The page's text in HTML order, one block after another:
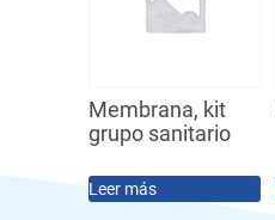
Membrana, kit
grupo sanitario
Leer más